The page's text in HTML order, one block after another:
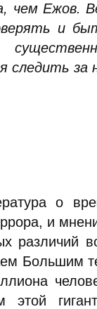
чем Ежов.
и
следить
о
и
различий
Большим
этой